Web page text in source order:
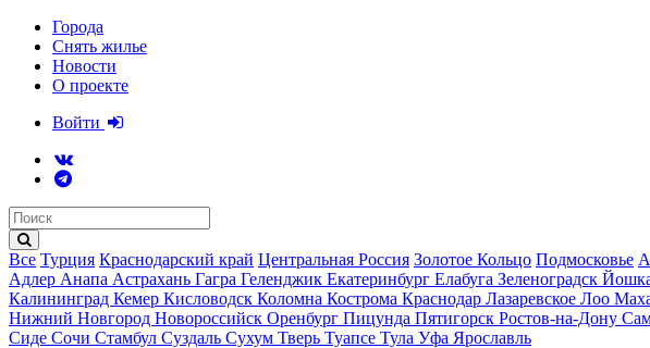
Города
Снять жилье
Новости
О проекте
Войти
Все Турция Краснодарский край Центральная Россия Золотое Кольцо Подмосковье
Адлер Анапа Астрахань Гагра Геленджик Екатеринбург Елабуга Зеленоградск
Калининград Кемер Кисловодск Коломна Кострома Краснодар Лазаревское Лоо
Нижний Новгород Новороссийск Оренбург Пицунда Пятигорск Ростов-на-Дону
Сиде Сочи Стамбул Суздаль Сухум Тверь Туапсе Тула Уфа Ярославль